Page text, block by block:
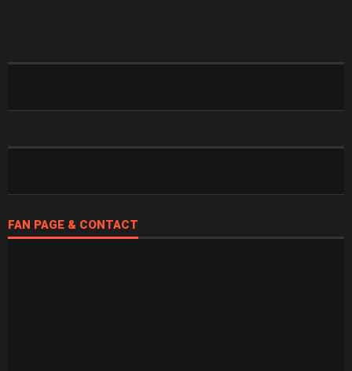
FAN PAGE & CONTACT